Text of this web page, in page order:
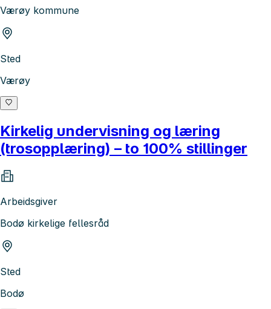
Værøy kommune
Sted
Værøy
Kirkelig undervisning og læring
(trosopplæring) – to 100% stillinger
Arbeidsgiver
Bodø kirkelige fellesråd
Sted
Bodø